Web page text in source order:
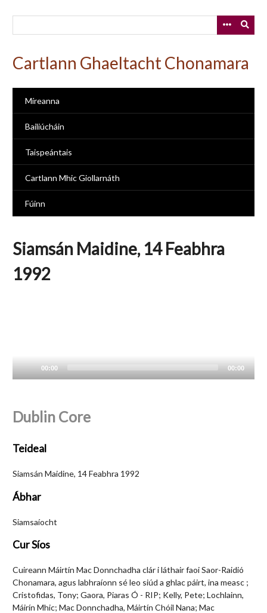
Cartlann Ghaeltacht Chonamara
Míreanna
Bailiúcháin
Taispeántais
Cartlann Mhic Giollarnáth
Fúinn
Siamsán Maidine, 14 Feabhra
1992
00:00 00:00
Dublin Core
Teideal
Siamsán Maidine, 14 Feabhra 1992
Ábhar
Siamsaíocht
Cur Síos
Cuireann Máirtín Mac Donnchadha clár i láthair faoi Saor-Raidió
Chonamara, agus labhraíonn sé leo siúd a ghlac páirt, ina measc ;
Cristofidas, Tony; Gaora, Piaras Ó - RIP; Kelly, Pete; Lochlainn,
Máirín Mhic; Mac Donnchadha, Máirtín Chóil Nana; Mac